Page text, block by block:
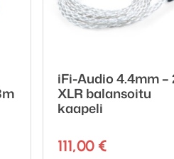
iFi-Audio 4.4mm –
XLR balansoitu
kaapeli
111,00 €